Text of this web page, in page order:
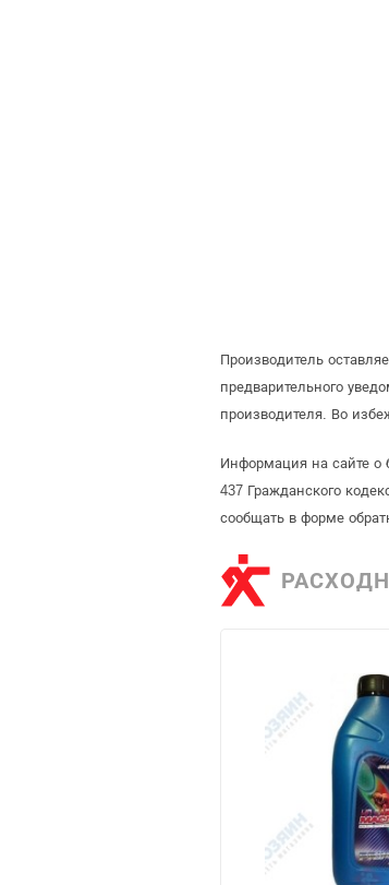
Производитель
предварительного
производителя. Во
Информация на сайте о
437 Гражданского
сообщать в форме